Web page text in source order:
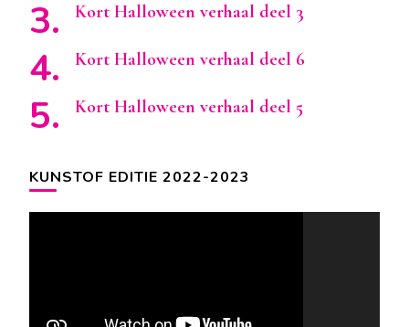
Kort Halloween verhaal deel 3
Kort Halloween verhaal deel 6
Kort Halloween verhaal deel 5
KUNSTOF EDITIE 2022-2023